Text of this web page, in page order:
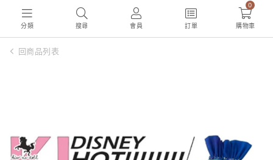
分類 搜尋 會員 訂單
0
購物車
回商品列表